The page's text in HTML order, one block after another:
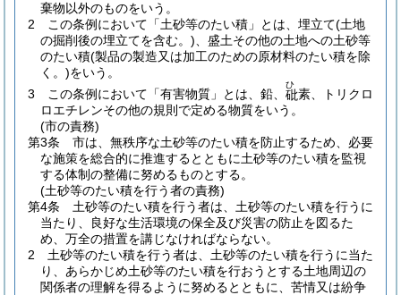
棄物以外のものをいう。
2
この条例において「土砂等のたい積」とは、埋立て(土地
の掘削後の埋立てを含む。) 、盛土その他の土地への土砂等
のたい積(製品の製造又は加工のための原材料のたい積を除
く。)をいう。
3
この条例において「有害物質」とは、鉛、 砒
ひ
素、トリクロ
ロエチレンその他の規則で定める物質をいう。
(市の責務)
第3条
市は、無秩序な土砂等のたい積を防止するため、必要
な施策を総合的に推進するとともに土砂等のたい積を監視
する体制の整備に努めるものとする。
(土砂等のたい積を行う者の責務)
第4条
土砂等のたい積を行う者は、土砂等のたい積を行うに
当たり、良好な生活環境の保全及び災害の防止を図るた
め、万全の措置を講じなければならない。
2
土砂等のたい積を行う者は、土砂等のたい積を行うに当た
り、あらかじめ土砂等のたい積を行おうとする土地周辺の
関係者の理解を得るように努めるとともに、苦情又は紛争